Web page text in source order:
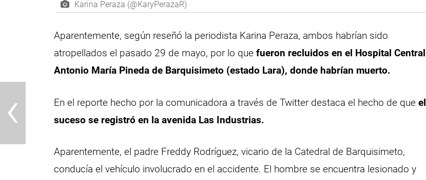
Karina Peraza (@KaryPerazaR)
Aparentemente, según reseñó la periodista Karina Peraza, ambos habrían sido
atropellados el pasado 29 de mayo, por lo quefueron recluidos en el Hospital Central
Antonio María Pineda de Barquisimeto (estado Lara), donde habrían muerto.
En el reporte hecho por la comunicadora a través de Twitter destaca el hecho de que el
suceso se registró en la avenida Las Industrias.
Aparentemente, el padre Freddy Rodríguez, vicario de la Catedral de Barquisimeto,
conducía el vehículo involucrado en el accidente. El hombre se encuentra lesionado y
‹